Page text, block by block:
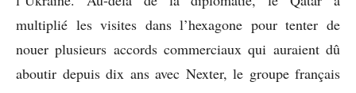
multiplié les visites dans l’hexagone pour tenter de
nouer plusieurs accords commerciaux qui auraient dû
aboutir depuis dix ans avec Nexter, le groupe français